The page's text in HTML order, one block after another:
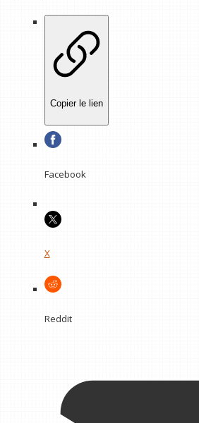
Copier le lien
Facebook
X
Reddit